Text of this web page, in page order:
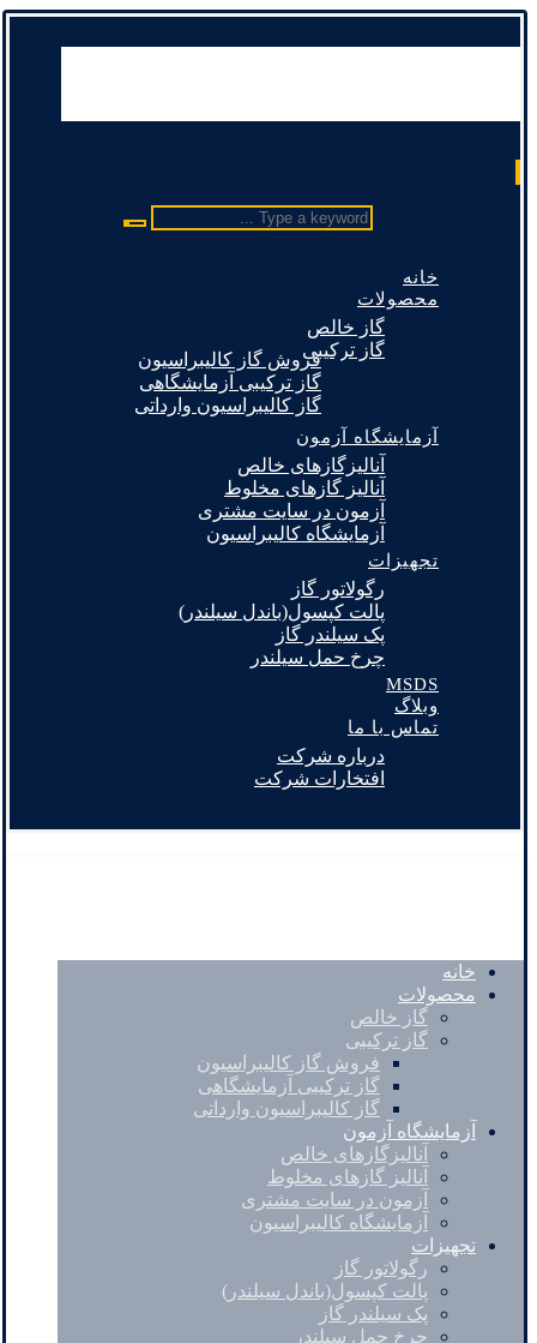
خانه
محصولات
گاز خالص
گاز ترکیبیفروش گاز کالیبراسیون
گاز ترکیبی آزمایشگاهی
گاز کالیبراسیون وارداتی
آزمایشگاه آزمون
آنالیزگازهای خالص
آنالیز گازهای مخلوط
آزمون در سایت مشتری
آزمایشگاه کالیبراسیون
تجهیزات
رگولاتور گاز
پالت کپسول(باندل سیلندر)
پک سیلندر گاز
چرخ حمل سیلندر
MSDS
وبلاگ
تماس با ما
درباره شرکت
افتخارات شرکت
خانه
محصولات
گاز خالص
گاز ترکیبی
فروش گاز کالیبراسیون
گاز ترکیبی آزمایشگاهی
گاز کالیبراسیون وارداتی
آزمایشگاه آزمون
آنالیزگازهای خالص
آنالیز گازهای مخلوط
آزمون در سایت مشتری
آزمایشگاه کالیبراسیون
تجهیزات
رگولاتور گاز
پالت کپسول(باندل سیلندر)
پک سیلندر گاز
چرخ حمل سیلندر